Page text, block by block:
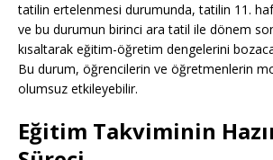
tatilin ertelenmesi durumunda, tatilin 11.
ve bu durumun birinci ara tatil ile dönem
kısaltarak eğitim-öğretim dengelerini
Bu durum, öğrencilerin ve öğretmenlerin
olumsuz etkileyebilir.
Eğitim Takviminin